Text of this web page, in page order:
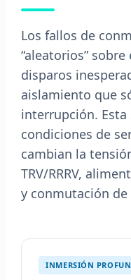
Los fallos de
“aleatorios”
disparos
aislamiento que
interrupción. Esta
condiciones de
cambian la
TRV/RRRV,
y conmutación
INMERSIÓN